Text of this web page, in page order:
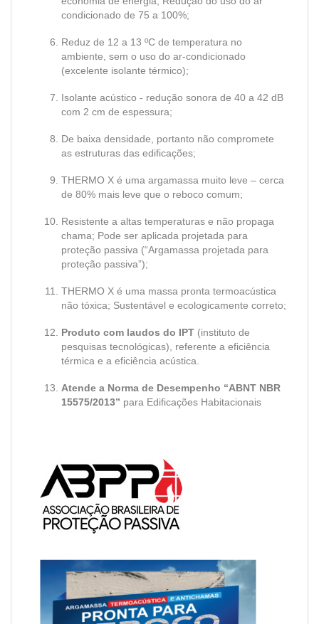
condicionado de 75 a 100%;
Reduz de 12 a 13 ºC de temperatura no
ambiente, sem o uso do ar-condicionado
(excelente isolante térmico);
Isolante acústico - redução sonora de 40 a 42 dB
com 2 cm de espessura;
De baixa densidade, portanto não compromete
as estruturas das edificações;
THERMO X é uma argamassa muito leve – cerca
de 80% mais leve que o reboco comum;
Resistente a altas temperaturas e não propaga
chama; Pode ser aplicada projetada para
proteção passiva (“Argamassa projetada para
proteção passiva”);
THERMO X é uma massa pronta termoacústica
não tóxica; Sustentável e ecologicamente correto;
Produto com laudos do IPT (instituto de
pesquisas tecnológicas), referente a eficiência
térmica e a eficiência acústica.
Atende a Norma de Desempenho “ABNT NBR
15575/2013” para Edificações Habitacionais